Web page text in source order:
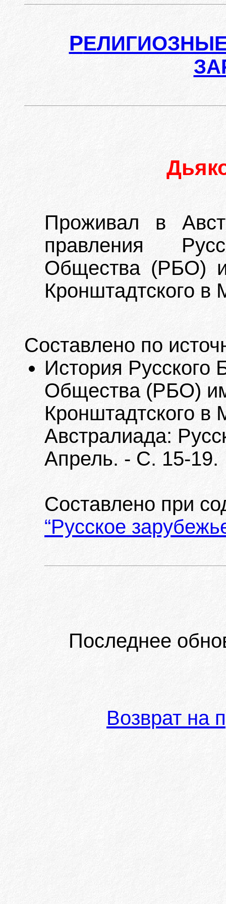
Р
Проживал в
правления
Общества (РБО)
Кронштадтского в
Составлено по
История Русского
Общества (РБО)
Кронштадтского в
Австралиада:
Апрель. - С. 15-19.
Составлено при
“Русское
Последнее
Возврат на